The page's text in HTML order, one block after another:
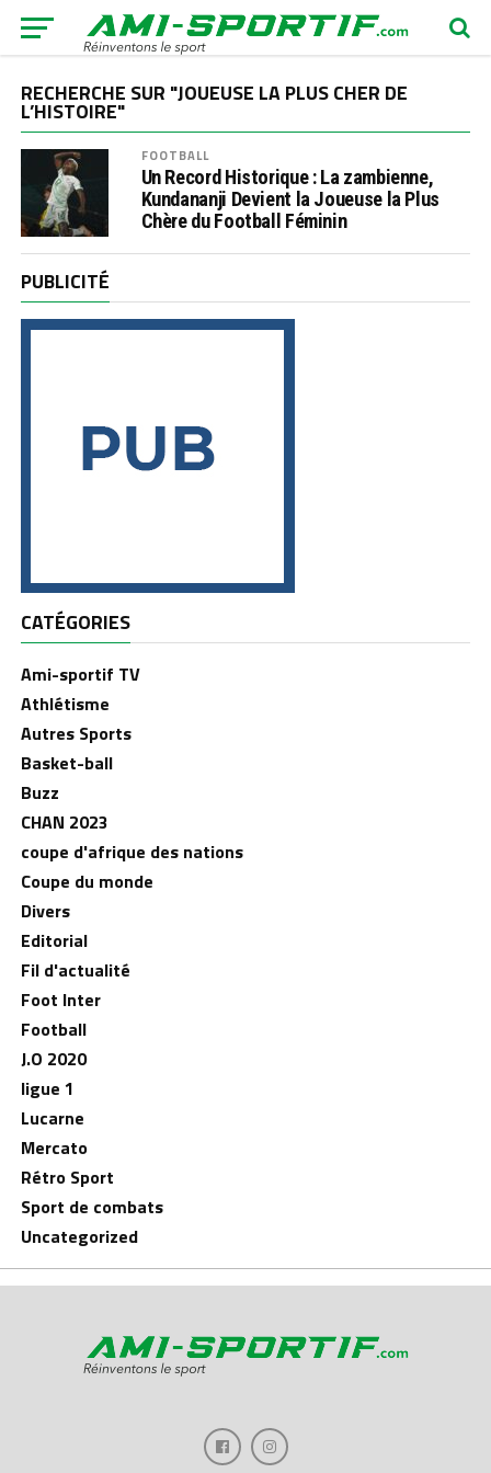
RECHERCHE SUR "JOUEUSE LA PLUS CHER DE
L’HISTOIRE"
FOOTBALL
Un Record Historique : La zambienne,
Kundananji Devient la Joueuse la Plus
Chère du Football Féminin
PUBLICITÉ
CATÉGORIES
Ami-sportif TV
Athlétisme
Autres Sports
Basket-ball
Buzz
CHAN 2023
coupe d'afrique des nations
Coupe du monde
Divers
Editorial
Fil d'actualité
Foot Inter
Football
J.O 2020
ligue 1
Lucarne
Mercato
Rétro Sport
Sport de combats
Uncategorized